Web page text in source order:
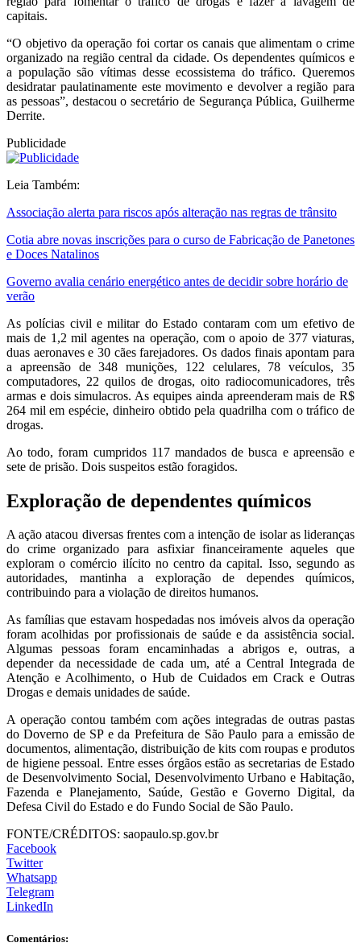
capitais.
“O objetivo da operação foi cortar os canais que alimentam o crime
organizado na região central da cidade. Os dependentes químicos e
a população são vítimas desse ecossistema do tráfico. Queremos
desidratar paulatinamente este movimento e devolver a região para
as pessoas”, destacou o secretário de Segurança Pública, Guilherme
Derrite.
Publicidade
Leia Também:
Associação alerta para riscos após alteração nas regras de trânsito
Cotia abre novas inscrições para o curso de Fabricação de Panetones
e Doces Natalinos
Governo avalia cenário energético antes de decidir sobre horário de
verão
As polícias civil e militar do Estado contaram com um efetivo de
mais de 1,2 mil agentes na operação, com o apoio de 377 viaturas,
duas aeronaves e 30 cães farejadores. Os dados finais apontam para
a apreensão de 348 munições, 122 celulares, 78 veículos, 35
computadores, 22 quilos de drogas, oito radiocomunicadores, três
armas e dois simulacros. As equipes ainda apreenderam mais de R$
264 mil em espécie, dinheiro obtido pela quadrilha com o tráfico de
drogas.
Ao todo, foram cumpridos 117 mandados de busca e apreensão e
sete de prisão. Dois suspeitos estão foragidos.
Exploração de dependentes químicos
A ação atacou diversas frentes com a intenção de isolar as lideranças
do crime organizado para asfixiar financeiramente aqueles que
exploram o comércio ilícito no centro da capital. Isso, segundo as
autoridades, mantinha a exploração de dependes químicos,
contribuindo para a violação de direitos humanos.
As famílias que estavam hospedadas nos imóveis alvos da operação
foram acolhidas por profissionais de saúde e da assistência social.
Algumas pessoas foram encaminhadas a abrigos e, outras, a
depender da necessidade de cada um, até a Central Integrada de
Atenção e Acolhimento, o Hub de Cuidados em Crack e Outras
Drogas e demais unidades de saúde.
A operação contou também com ações integradas de outras pastas
do Doverno de SP e da Prefeitura de São Paulo para a emissão de
documentos, alimentação, distribuição de kits com roupas e produtos
de higiene pessoal. Entre esses órgãos estão as secretarias de Estado
de Desenvolvimento Social, Desenvolvimento Urbano e Habitação,
Fazenda e Planejamento, Saúde, Gestão e Governo Digital, da
Defesa Civil do Estado e do Fundo Social de São Paulo.
FONTE/CRÉDITOS: saopaulo.sp.gov.br
Facebook
Twitter
Whatsapp
Telegram
LinkedIn
Comentários: